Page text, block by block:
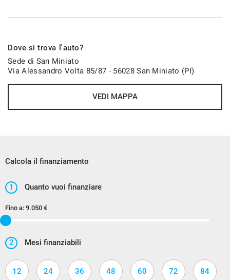
Dove si trova l'auto?
Sede di San Miniato
Via Alessandro Volta 85/87 - 56028 San Miniato (PI)
VEDI MAPPA
Calcola il finanziamento
1 Quanto vuoi finanziare
Fino a: 9.050 €
2 Mesi finanziabili
12 24 36 48 60 72 84